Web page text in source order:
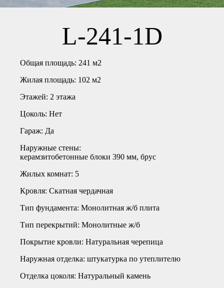
L-241-1D
Общая площадь: 241 м2
Жилая площадь: 102 м2
Этажей: 2 этажа
Цоколь: Нет
Гараж: Да
Наружные стены:
керамзитобетонные блоки 390 мм, брус
Жилых комнат: 5
Кровля: Скатная чердачная
Тип фундамента: Монолитная ж/б плита
Тип перекрытий: Монолитные ж/б
Покрытие кровли: Натуральная черепица
Наружная отделка: штукатурка по утеплителю
Отделка цоколя: Натуральный камень